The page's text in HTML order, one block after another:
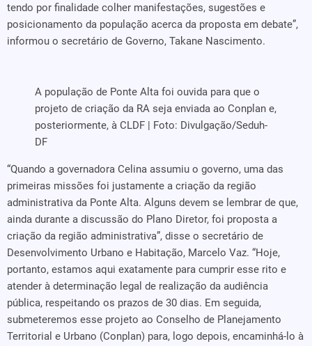
tendo por finalidade colher manifestações, sugestões e
posicionamento da população acerca da proposta em debate”,
informou o secretário de Governo, Takane Nascimento.
A população de Ponte Alta foi ouvida para que o
projeto de criação da RA seja enviada ao Conplan e,
posteriormente, à CLDF | Foto: Divulgação/Seduh-
DF
“Quando a governadora Celina assumiu o governo, uma das
primeiras missões foi justamente a criação da região
administrativa da Ponte Alta. Alguns devem se lembrar de que,
ainda durante a discussão do Plano Diretor, foi proposta a
criação da região administrativa”, disse o secretário de
Desenvolvimento Urbano e Habitação, Marcelo Vaz. “Hoje,
portanto, estamos aqui exatamente para cumprir esse rito e
atender à determinação legal de realização da audiência
pública, respeitando os prazos de 30 dias. Em seguida,
submeteremos esse projeto ao Conselho de Planejamento
Territorial e Urbano (Conplan) para, logo depois, encaminhá-lo à